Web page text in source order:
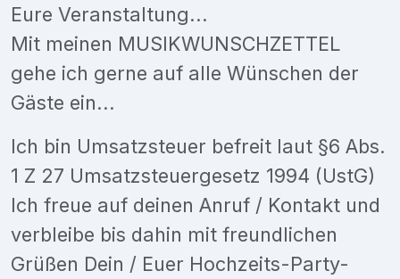
Eure Veranstaltung...
Mit meinen MUSIKWUNSCHZETTEL
gehe ich gerne auf alle Wünschen der
Gäste ein...
Ich bin Umsatzsteuer befreit laut §6 Abs.
1 Z 27 Umsatzsteuergesetz 1994 (UstG)
Ich freue auf deinen Anruf / Kontakt und
verbleibe bis dahin mit freundlichen
Grüßen Dein / Euer Hochzeits-Party-